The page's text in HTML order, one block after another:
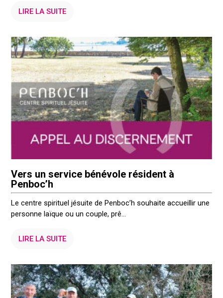
LIRE LA SUITE
Vers un service bénévole résident à
Penboc’h
Le centre spirituel jésuite de Penboc’h souhaite accueillir une
personne laïque ou un couple, prê...
LIRE LA SUITE